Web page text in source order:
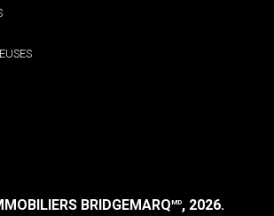
BRIDGEMARQMD, 2026.